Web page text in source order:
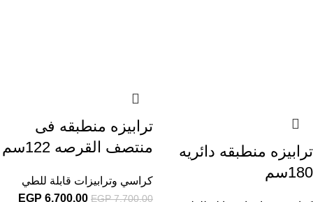
ترابيزه منطبقه دائريه
180سم
ترابيزه منطبقه فى
منتصف القرصه 122سم
كراسي وترابيزات قابلة للطي
EGP7,700.00
EGP 6,700.00